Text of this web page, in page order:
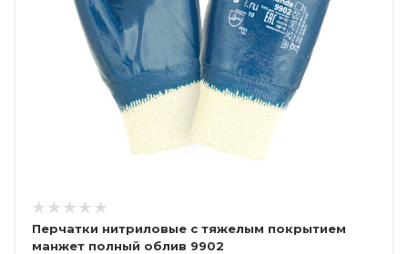
Перчатки нитриловые с тяжелым покрытием
манжет полный облив 9902